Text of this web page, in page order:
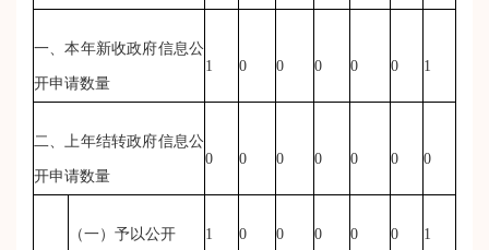
一、本年新收政府信息公
开申请数量
1 0 0 0 0 0 1
二、上年结转政府信息公
开申请数量
0 0 0 0 0 0 0
（一）予以公开 1 0 0 0 0 0 1